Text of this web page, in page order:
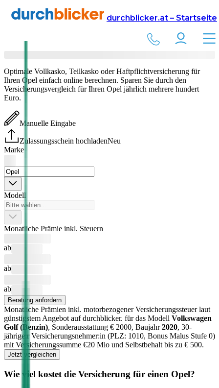
durchblicker.at – Startseite
Versicherung Autoversicherung
Versicherung vergleichen & abschließen
Optimale Vollkasko, Teilkasko oder Haftpflichtversicherung für
Ihren Opel einfach online berechnen. Sparen Sie durch den
Versicherungsvergleich für Ihren Opel jährlich mehrere hundert
Euro.
Manuelle Eingabe
Zulassungsschein hochladenNeu
Marke
Modell
Monatliche Prämie inkl. Steuern
ab
ab
ab
Beratung anfordern
Monatliche Prämien inkl. motorbezogener Versicherungssteuer laut
günstigstem Angebot auf durchblicker. für das Modell Volkswagen
Golf(Benzin), Sonderausstattung € 2000, Baujahr2020, 30-
jährige:r Versicherungsnehmer:in (PLZ: 1010, Bonus Malus Stufe 0)
mit Versicherungssumme €20 Mio und Selbstbehalt bis zu € 500.
Jetzt vergleichen
Wie viel kostet die Versicherung für einen Opel?